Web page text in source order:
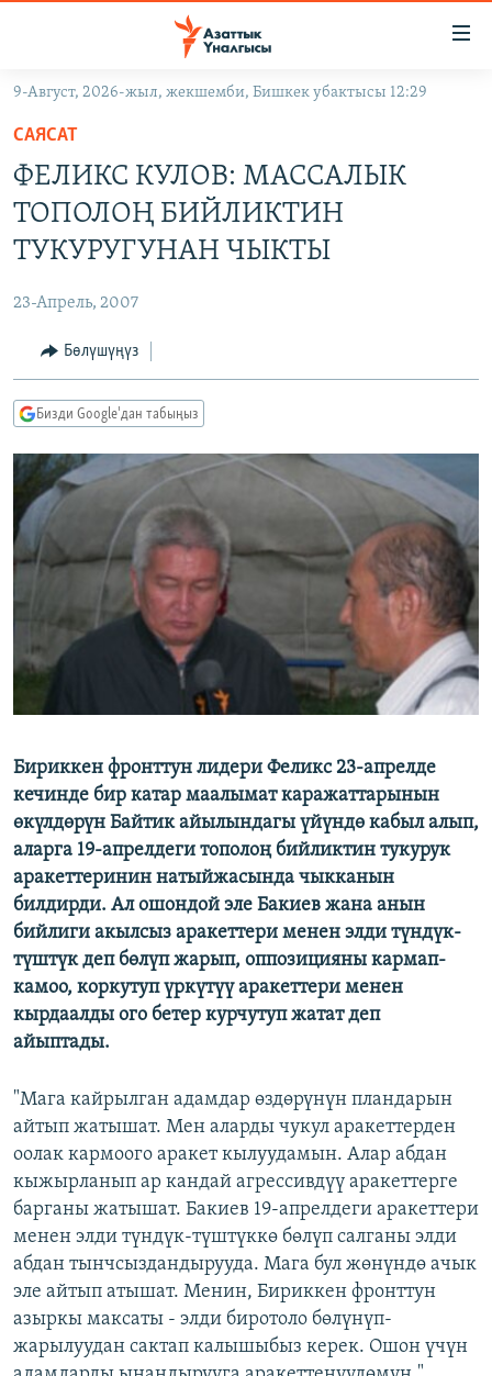
Навигацияга
өтүңүз
Издөөгө
салыңыз
САЯСАТ
МАДАНИЯТ
ДҮЙНӨ
УКРАИНА
ТВ ПРОГРАММАЛАР
БҮГҮН АЗАТТЫКТА
ДАНИСТЕ
ЭЖЕ-СИҢДИЛЕР
АЗАТТЫК+
ЫҢГАЙСЫЗ СУРООЛОР
ПОДКАСТ
Русский
ОНЛАЙН ШЕРИНЕ
ЭЕ/АРнун бардык сайттары
9-Август, 2026-жыл, жекшемби, Бишкек убактысы 12:29
САЯСАТ
ФЕЛИКС КУЛОВ: МАССАЛЫК
ТОПОЛОҢ БИЙЛИКТИН
ТУКУРУГУНАН ЧЫКТЫ
23-Апрель, 2007
Бөлүшүңүз
Бизди Google'дан табыңыз
Бириккен фронттун лидери Феликс 23-апрелде
кечинде бир катар маалымат каражаттарынын
өкүлдөрүн Байтик айылындагы үйүндө кабыл алып,
аларга 19-апрелдеги тополоң бийликтин тукурук
аракеттеринин натыйжасында чыкканын
билдирди. Ал ошондой эле Бакиев жана анын
бийлиги акылсыз аракеттери менен элди түндүк-
түштүк деп бөлүп жарып, оппозицияны кармап-
камоо, коркутуп үркүтүү аракеттери менен
кырдаалды ого бетер курчутуп жатат деп
айыптады.
"Мага кайрылган адамдар өздөрүнүн пландарын
айтып жатышат. Мен аларды чукул аракеттерден
оолак кармоого аракет кылуудамын. Алар абдан
кыжырланып ар кандай агрессивдүү аракеттерге
барганы жатышат. Бакиев 19-апрелдеги аракеттери
менен элди түндүк-түштүккө бөлүп салганы элди
абдан тынчсыздандырууда. Мага бул жөнүндө ачык
эле айтып атышат. Менин, Бириккен фронттун
азыркы максаты - элди биротоло бөлүнүп-
жарылуудан сактап калышыбыз керек. Ошон үчүн